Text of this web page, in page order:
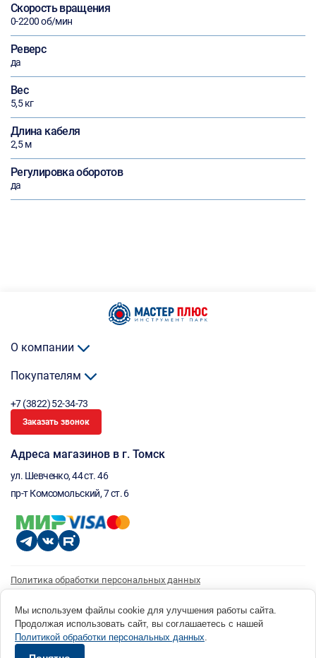
Скорость вращения
0-2200 об/мин
Реверс
да
Вес
5,5 кг
Длина кабеля
2,5 м
Регулировка оборотов
да
О компании
Покупателям
+7 (3822) 52-34-73
Заказать звонок
Адреса магазинов в г. Томск
ул. Шевченко, 44 ст. 46
пр-т Комсомольский, 7 ст. 6
Политика обработки персональных данных
Согласие на получение рассылки
© 1996 - 2026 инструмент парк «Мастер Плюс» Россия, г. Томск, ул. Шевченко, 44 ст. 46, (3822) 52-34-
73 okp@masterplus.tomsk.ru ИП Брусницын Д.Н. ИНН 701700002741
Мы используем файлы cookie для улучшения работы сайта.
Продолжая использовать сайт, вы соглашаетесь с нашей
Политикой обработки персональных данных.